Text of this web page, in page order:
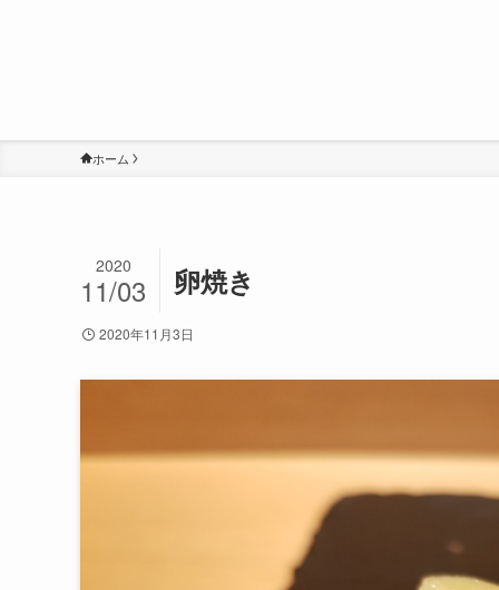
ホーム
卵焼き
2020
11/03
2020年11月3日